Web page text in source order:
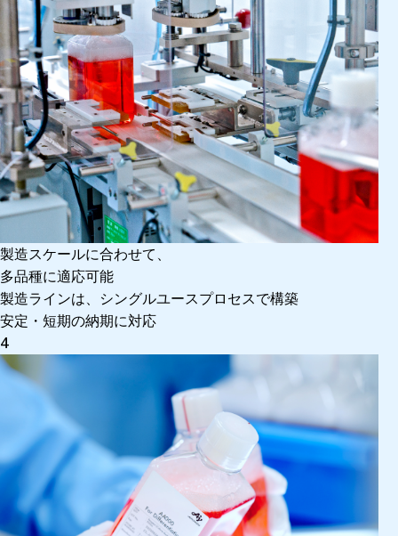
製造スケールに合わせて、
多品種に適応可能
製造ラインは、シングルユースプロセスで構築
安定・短期の納期に対応
4